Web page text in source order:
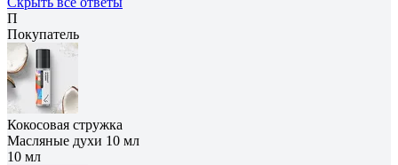
П
Покупатель
Кокосовая стружка
Масляные духи 10 мл
10 мл